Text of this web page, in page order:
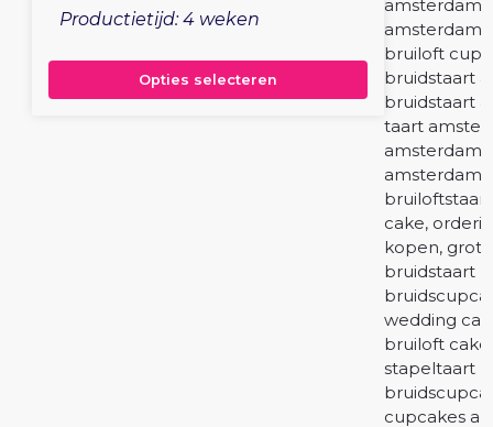
Productietijd: 4 weken
Opties selecteren